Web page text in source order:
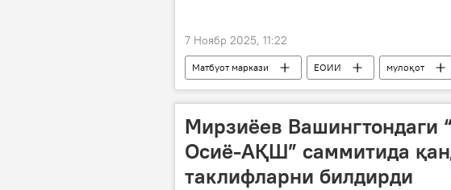
7 Ноябр 2025, 11:22
Матбуот маркази ЕОИИ мулоқот
Мирзиёев Вашингтондаги
Осиё-АҚШ” саммитида
таклифларни билдирди